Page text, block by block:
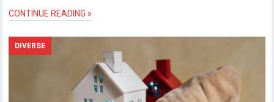
CONTINUE READING »
DIVERSE